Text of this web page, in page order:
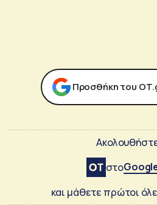
Προσθήκη του
στο
και μάθετε πρώτοι